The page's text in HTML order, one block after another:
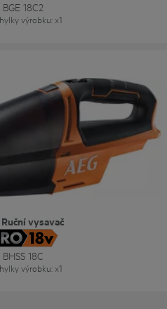
BGE 18C2
výrobku: x1
vysavač
BHSS 18C
výrobku: x1